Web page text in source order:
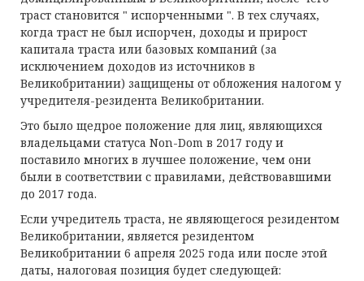
траст становится " испорченными ". В тех случаях,
когда траст не был испорчен, доходы и прирост
капитала траста или базовых компаний (за
исключением доходов из источников в
Великобритании) защищены от обложения налогом у
учредителя-резидента Великобритании.
Это было щедрое положение для лиц, являющихся
владельцами статуса Non-Dom в 2017 году и
поставило многих в лучшее положение, чем они
были в соответствии с правилами, действовавшими
до 2017 года.
Если учредитель траста, не являющегося резидентом
Великобритании, является резидентом
Великобритании 6 апреля 2025 года или после этой
даты, налоговая позиция будет следующей: